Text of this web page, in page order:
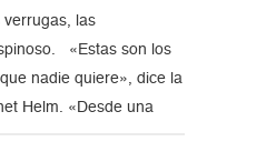
verrugas, las
«Estas son los
nadie quiere», dice la
Helm. «Desde una